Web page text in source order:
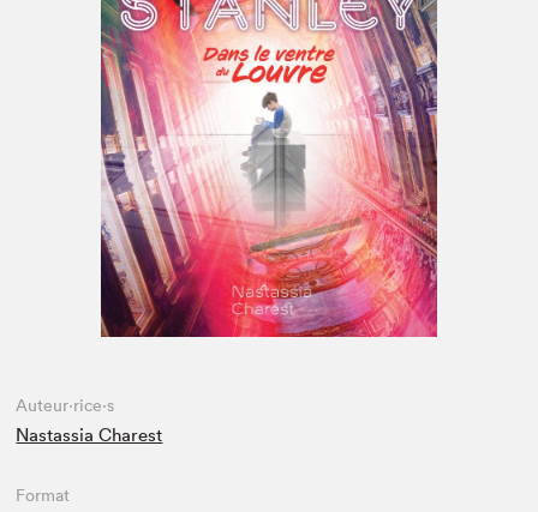
Espace enseignant·e·s
Espace pro
Auteur·rice·s
Nastassia Charest
Format